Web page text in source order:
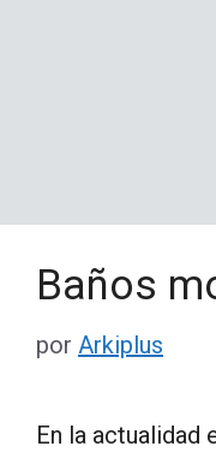
Baños
por Arkiplus
En la actualidad